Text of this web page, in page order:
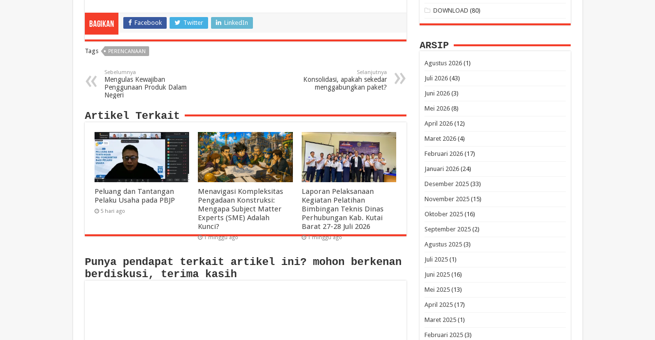
Bagikan Facebook Twitter LinkedIn
Tags PERENCANAAN
Sebelumnya
Mengulas Kewajiban
Penggunaan Produk Dalam
Negeri
Selanjutnya
Konsolidasi, apakah sekedar
menggabungkan paket?
Artikel Terkait
Peluang dan Tantangan
Pelaku Usaha pada PBJP
5 hari ago
Menavigasi Kompleksitas
Pengadaan Konstruksi:
Mengapa Subject Matter
Experts (SME) Adalah
Kunci?
1 minggu ago
Laporan Pelaksanaan
Kegiatan Pelatihan
Bimbingan Teknis Dinas
Perhubungan Kab. Kutai
Barat 27-28 Juli 2026
1 minggu ago
Punya pendapat terkait artikel ini? mohon berkenan
berdiskusi, terima kasih
DOWNLOAD (80)
ARSIP
Agustus 2026(1)
Juli 2026(43)
Juni 2026(3)
Mei 2026(8)
April 2026(12)
Maret 2026(4)
Februari 2026(17)
Januari 2026(24)
Desember 2025(33)
November 2025(15)
Oktober 2025(16)
September 2025(2)
Agustus 2025(3)
Juli 2025(1)
Juni 2025(16)
Mei 2025(13)
April 2025(17)
Maret 2025(1)
Februari 2025(3)